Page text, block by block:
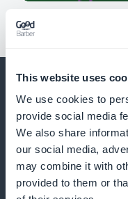
This website uses
We use cookies to
provide social media
We also share
our social media,
may combine it with
provided to them or
E molto,